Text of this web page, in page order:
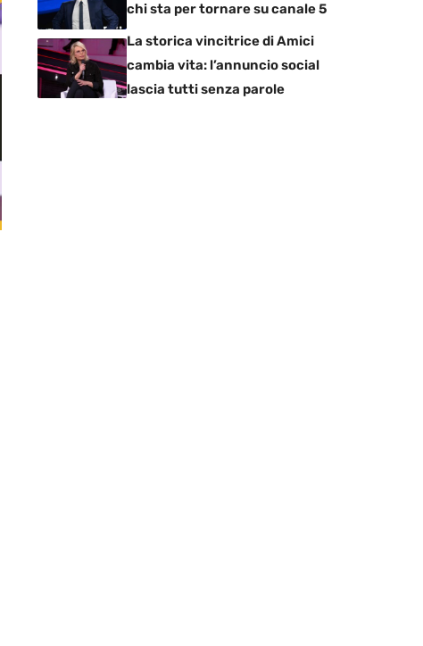
chi sta per tornare su canale 5
La storica vincitrice di Amici
cambia vita: l’annuncio social
lascia tutti senza parole